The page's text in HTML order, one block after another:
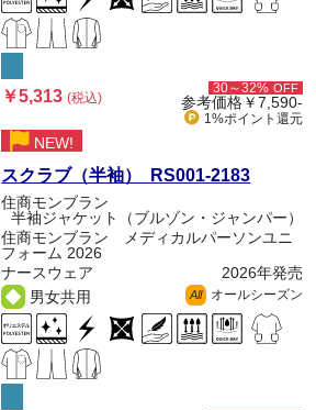
￥5,313(税込)
30～32% OFF
参考価格￥7,590-
1%ポイント 還元
NEW!
スクラブ（半袖） RS001-2183
住商モンブラン
半袖ジャケット（ブルゾン・ジャンパー）
住商モンブラン メディカルパーソンユニ
フォーム 2026
ナースウェア
2026年発売
男女共用
All オールシーズン